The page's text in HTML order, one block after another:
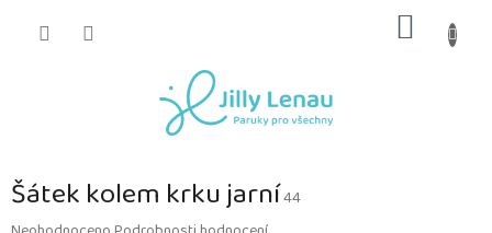
KOŠÍK
Šátek kolem krku jarní44